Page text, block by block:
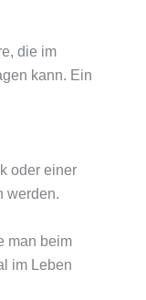
die im
kann. Ein
oder einer
werden.
man beim
im Leben